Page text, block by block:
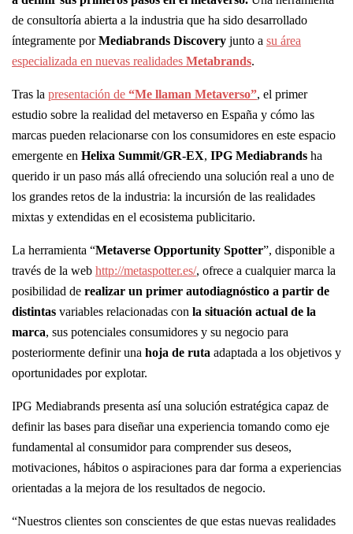
de consultoría abierta a la industria que ha sido desarrollado
íntegramente porMediabrands Discovery junto a su área
especializada en nuevas realidades Metabrands.
Tras la presentación de “Me llaman Metaverso”, el primer
estudio sobre la realidad del metaverso en España y cómo las
marcas pueden relacionarse con los consumidores en este espacio
emergente en Helixa Summit/GR-EX, IPG Mediabrands ha
querido ir un paso más allá ofreciendo una solución real a uno de
los grandes retos de la industria: la incursión de las realidades
mixtas y extendidas en el ecosistema publicitario.
La herramienta “Metaverse Opportunity Spotter”, disponible a
través de la web http://metaspotter.es/, ofrece a cualquier marca la
posibilidad de realizar un primer autodiagnóstico a partir de
distintas variables relacionadas con la situación actual de la
marca, sus potenciales consumidores y su negocio para
posteriormente definir una hoja de ruta adaptada a los objetivos y
oportunidades por explotar.
IPG Mediabrands presenta así una solución estratégica capaz de
definir las bases para diseñar una experiencia tomando como eje
fundamental al consumidor para comprender sus deseos,
motivaciones, hábitos o aspiraciones para dar forma a experiencias
orientadas a la mejora de los resultados de negocio.
“Nuestros clientes son conscientes de que estas nuevas realidades